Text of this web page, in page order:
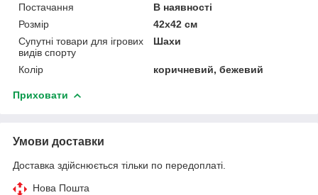
Постачання
В наявності
Розмір
42х42 см
Супутні товари для ігрових
видів спорту
Шахи
Колір коричневий, бежевий
Приховати
Умови доставки
Доставка здійснюється тільки по передоплаті.
Нова Пошта